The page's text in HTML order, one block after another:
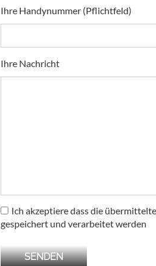
Ihre Handynummer (Pflichtfeld)
Ihre Nachricht
Ich akzeptiere dass die
gespeichert und verarbeitet werden